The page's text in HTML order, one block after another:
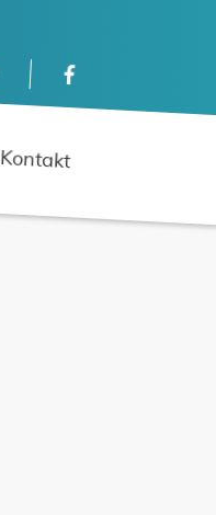
Kontakt